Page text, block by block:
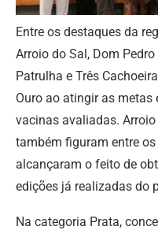
Entre os destaques da
Arroio do Sal, Dom
Patrulha e Três
Ouro ao atingir as metas
vacinas avaliadas.
também figuram entre
alcançaram o feito de
edições já realizadas do
Na categoria Prata,